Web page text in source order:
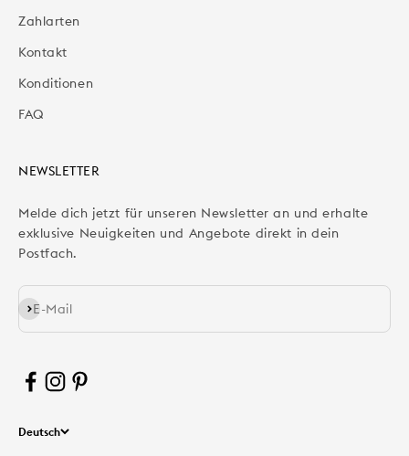
Zahlarten
Kontakt
Konditionen
FAQ
NEWSLETTER
Melde dich jetzt für unseren Newsletter an und erhalte
exklusive Neuigkeiten und Angebote direkt in dein
Postfach.
E-Mail
Abonnieren
Deutsch